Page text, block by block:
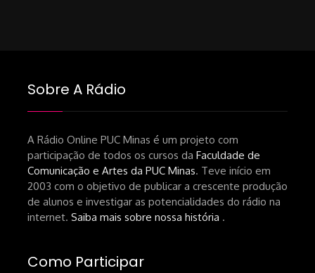
Sobre A Rádio
A Rádio Online PUC Minas é um projeto com
participação de todos os cursos da Faculdade de
Comunicação e Artes da PUC Minas. Teve início em
2003 com o objetivo de publicar a crescente produção
de alunos e investigar as potencialidades do rádio na
internet. Saiba mais sobre nossa história .
Como Participar